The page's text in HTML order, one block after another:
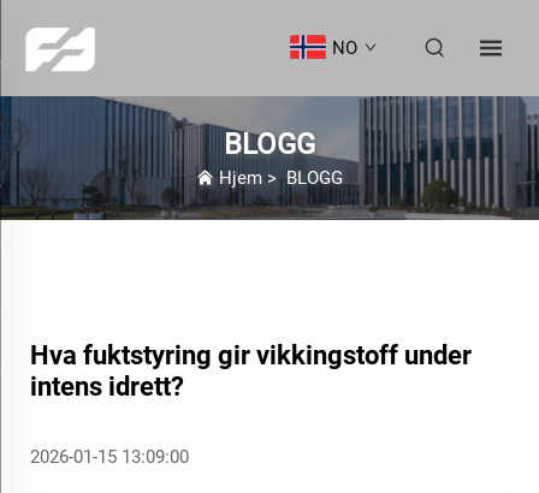
NO
BLOGG
Hjem >BLOGG
Hva fuktstyring gir vikkingstoff under
intens idrett?
2026-01-15 13:09:00